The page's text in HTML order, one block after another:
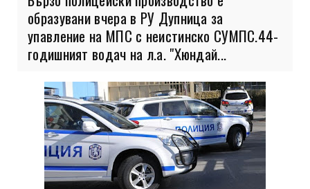
образувани вчера в РУ Дупница за
упавление на МПС с неистинско СУМПС.44-
годишният водач на л.а. "Хюндай...